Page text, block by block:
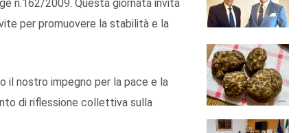
n.162/2009. Questa giornata invita
per promuovere la stabilità e la
il nostro impegno per la pace e la
di riflessione collettiva sulla